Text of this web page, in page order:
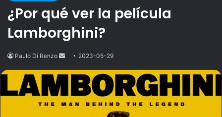
¿Por qué ver la película
Lamborghini?
Paulo Di Renzo
Send
email
2023-05-29